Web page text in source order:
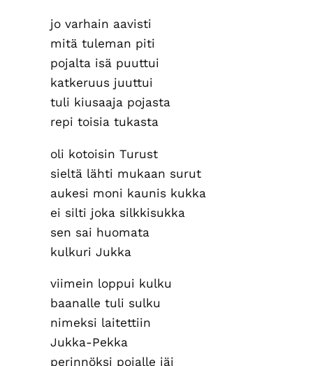
jo varhain aavisti
mitä tuleman piti
pojalta isä puuttui
katkeruus juuttui
tuli kiusaaja pojasta
repi toisia tukasta
oli kotoisin Turust
sieltä lähti mukaan surut
aukesi moni kaunis kukka
ei silti joka silkkisukka
sen sai huomata
kulkuri Jukka
viimein loppui kulku
baanalle tuli sulku
nimeksi laitettiin
Jukka-Pekka
perinnöksi pojalle jäi